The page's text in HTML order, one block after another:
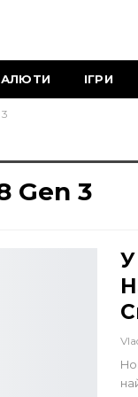
ІГРИ
Gen 3